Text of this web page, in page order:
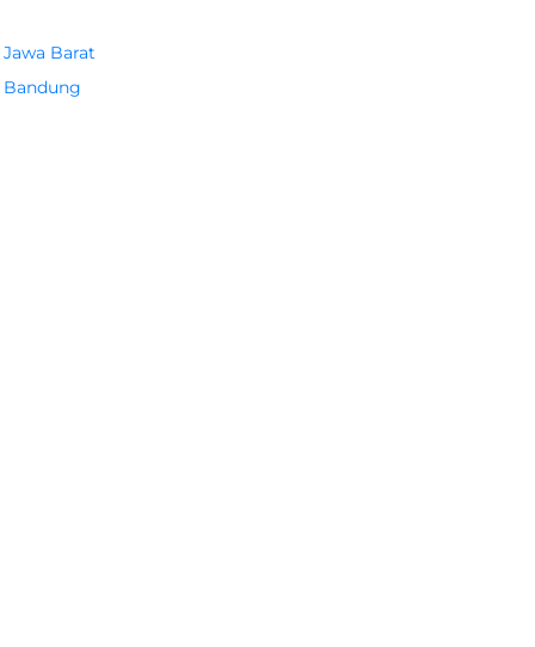
Jawa Barat
Bandung